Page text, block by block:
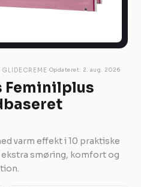
·Opdateret: 2. aug. 2026
Feminilplus
varm effekt i 10 praktiske
smøring, komfort og